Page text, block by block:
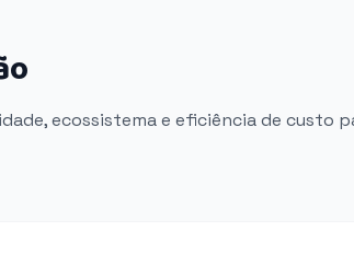
ecossistema e eficiência de custo